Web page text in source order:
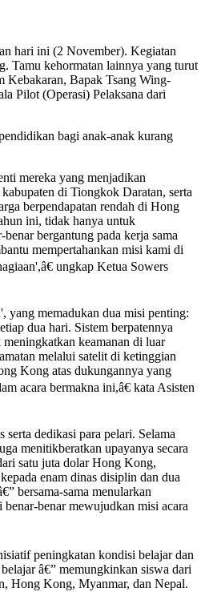
hari ini (2 November). Kegiatan
Tamu kehormatan lainnya yang turut
Kebakaran, Bapak Tsang Wing-
Pilot (Operasi) Pelaksana dari
bagi anak-anak kurang
mereka yang menjadikan
di Tiongkok Daratan, serta
berpendapatan rendah di Hong
ini, tidak hanya untuk
bergantung pada kerja sama
mempertahankan misi kami di
ungkap Ketua Sowers
yang memadukan dua misi penting:
dua hari. Sistem berpatennya
keamanan di luar
melalui satelit di ketinggian
Kong atas dukungannya yang
acara bermakna ini,â€ kata Asisten
dedikasi para pelari. Selama
menitikberatkan upayanya secara
satu juta dolar Hong Kong,
enam dinas disiplin dan dua
bersama-sama menularkan
benar mewujudkan misi acara
peningkatan kondisi belajar dan
â€” memungkinkan siswa dari
Hong Kong, Myanmar, dan Nepal.